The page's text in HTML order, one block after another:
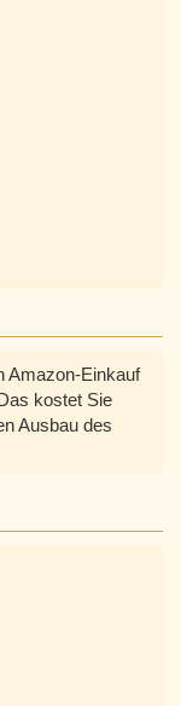
Amazon-Einkauf
kostet Sie
Ausbau des